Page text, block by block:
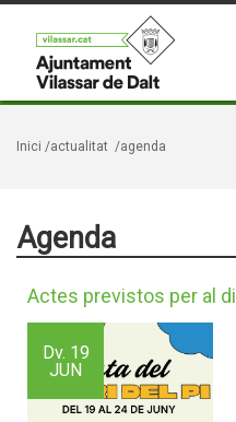
Inici /actualitat /agenda
Agenda
Actes previstos per al
Dv. 19
JUN